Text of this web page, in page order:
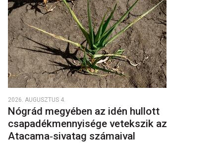
2026. AUGUSZTUS 4.
Nógrád megyében az idén hullott
csapadékmennyisége vetekszik az
Atacama‑sivatag számaival